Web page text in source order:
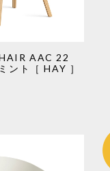
AAC 22
ント［ HAY ］